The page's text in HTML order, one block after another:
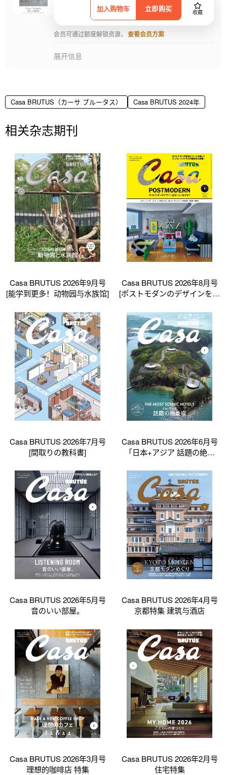
加入购物车 立即购买 收藏
会员可通过额度解锁资源， 查看会员方案
展开信息
Casa BRUTUS（カーサ ブルータス） Casa BRUTUS 2024年
相关杂志期刊
Casa BRUTUS 2026年9月号
[能学到更多！动物园与水族馆]
Casa BRUTUS 2026年8月号
[ポストモダンのデザインを知
Casa BRUTUS 2026年7月号
[間取りの教科書]
Casa BRUTUS 2026年6月号
「日本+アジア 話題の絶景
Casa BRUTUS 2026年5月号
音のいい部屋。
Casa BRUTUS 2026年4月号
京都特集 建筑与酒店
Casa BRUTUS 2026年3月号
理想的咖啡店 特集
Casa BRUTUS 2026年2月号
住宅特集